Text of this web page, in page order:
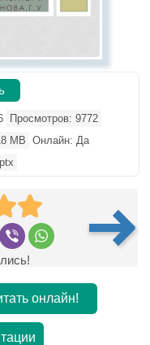
Просмотров: 9772
MB
Онлайн: Да
онлайн!